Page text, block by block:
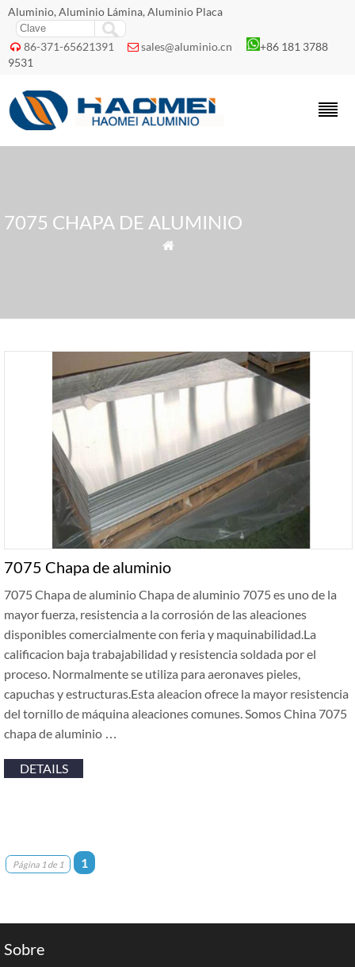
Aluminio, Aluminio Lámina, Aluminio Placa
 86-371-65621391  sales@aluminio.cn
+86 181 3788
9531
7075 CHAPA DE ALUMINIO

7075 Chapa de aluminio
7075 Chapa de aluminio Chapa de aluminio 7075 es uno de la
mayor fuerza, resistencia a la corrosión de las aleaciones
disponibles comercialmente con feria y maquinabilidad.La
calificacion baja trabajabilidad y resistencia soldada por el
proceso. Normalmente se utiliza para aeronaves pieles,
capuchas y estructuras.Esta aleacion ofrece la mayor resistencia
del tornillo de máquina aleaciones comunes. Somos China 7075
chapa de aluminio …
DETAILS
Página 1 de 1 1
Sobre